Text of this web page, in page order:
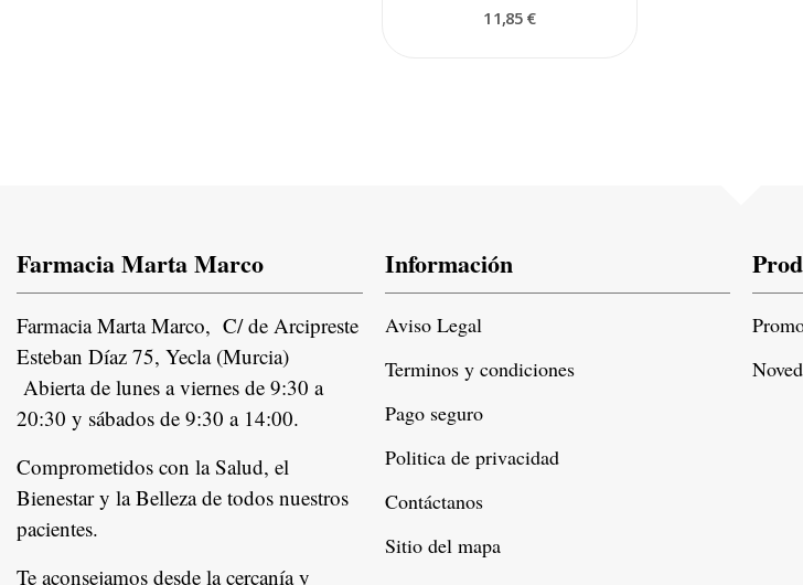
11,85 €
Farmacia Marta Marco
Farmacia Marta Marco, C/ de Arcipreste
Esteban Díaz 75, Yecla (Murcia)
Abierta de lunes a viernes de 9:30 a
20:30 y sábados de 9:30 a 14:00.
Comprometidos con la Salud, el
Bienestar y la Belleza de todos nuestros
pacientes.
Te aconsejamos desde la cercanía y
Información
Aviso Legal
Terminos y condiciones
Pago seguro
Politica de privacidad
Contáctanos
Sitio del mapa